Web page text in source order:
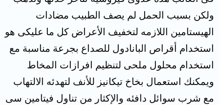
ولكن بسبب الحمل لم يصف الطبيب مضادات
الهيستامين اللازمه لتخفيف الأعراض كل ما عليكى هو
استخدام أقراص البانادول للصداع بجرعة مناسبة مع
استخدام محلول ملحى لتنظيم افرازات المخاط
ويمكنك استعمال بخاخ تيكانيز للأنف لتهدئه الالتهاب
مع شرب سوائل دافئه والإكثار من تناول فيتامين سى